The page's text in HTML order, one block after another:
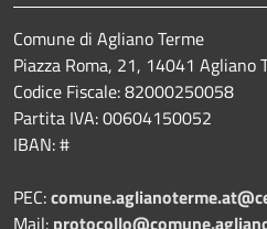
Comune di Agliano Terme
Piazza Roma, 21, 14041 Agliano
Codice Fiscale: 82000250058
Partita IVA: 00604150052
IBAN: #
PEC: